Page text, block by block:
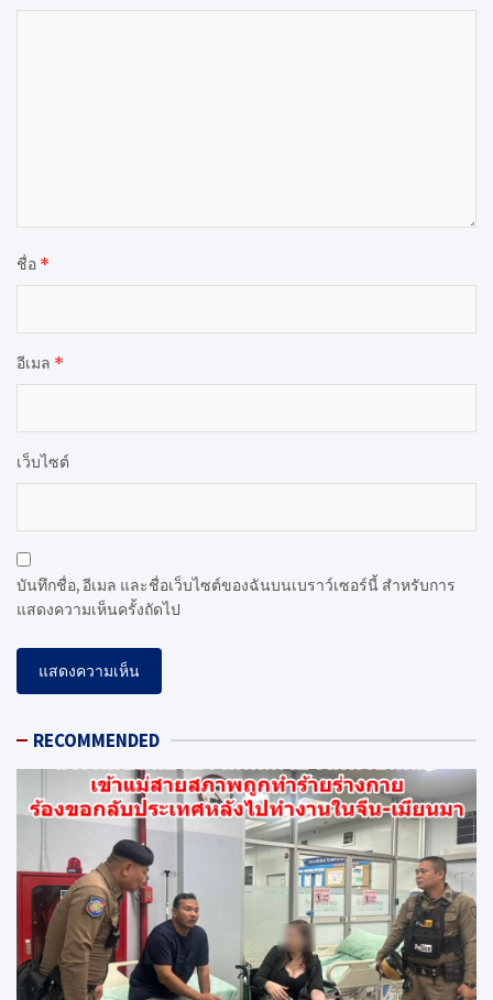
ชื่อ *
อีเมล *
เว็บไซต์
บันทึกชื่อ, อีเมล และชื่อเว็บไซต์ของฉันบนเบราว์เซอร์นี้ สำหรับการ
แสดงความเห็นครั้งถัดไป
RECOMMENDED